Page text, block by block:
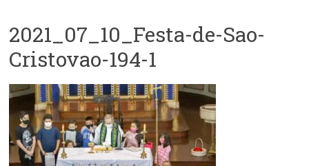
–
Luz
Arquidiocese
São
Paulo
–
2021_07_10_Festa-de-Sao-
Cristovao-194-1